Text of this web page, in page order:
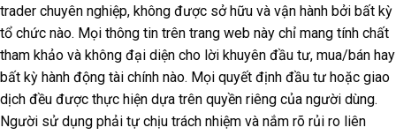
trader chuyên nghiệp, không được sở hữu và vận hành bởi bất kỳ
tổ chức nào. Mọi thông tin trên trang web này chỉ mang tính chất
tham khảo và không đại diện cho lời khuyên đầu tư, mua/bán hay
bất kỳ hành động tài chính nào. Mọi quyết định đầu tư hoặc giao
dịch đều được thực hiện dựa trên quyền riêng của người dùng.
Người sử dụng phải tự chịu trách nhiệm và nắm rõ rủi ro liên